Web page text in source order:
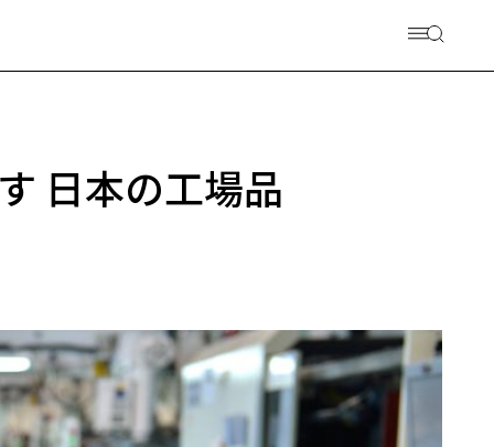
日本の工場品